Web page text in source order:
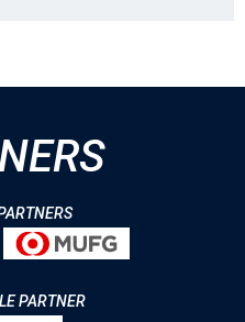
PARTNER